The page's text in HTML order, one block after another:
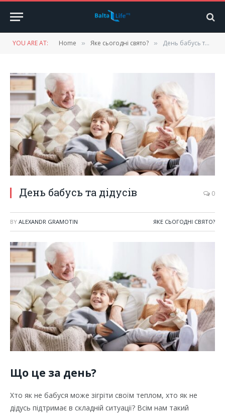
YOU ARE AT: Home » Яке сьогодні свято? » День бабусь та дідусів
День бабусь та дідусів 0
BY ALEXANDR GRAMOTIN ЯКЕ СЬОГОДНІ СВЯТО?
Що це за день?
Хто як не бабуся може зігріти своїм теплом, хто як не
дідусь підтримає в складній ситуації? Всім нам такий